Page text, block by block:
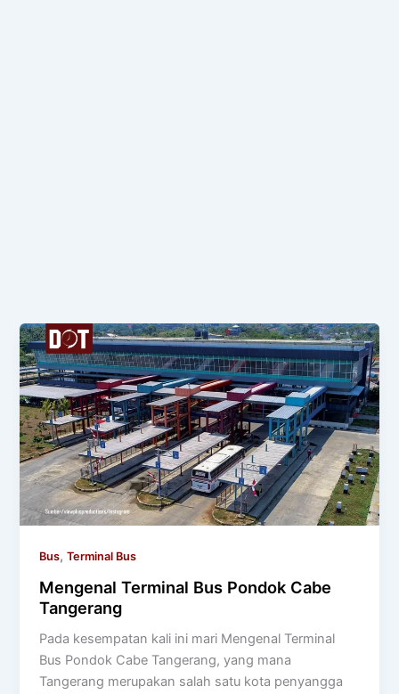
Bus,Terminal Bus
Mengenal Terminal Bus Pondok Cabe
Tangerang
Pada kesempatan kali ini mari Mengenal Terminal
Bus Pondok Cabe Tangerang, yang mana
Tangerang merupakan salah satu kota penyangga